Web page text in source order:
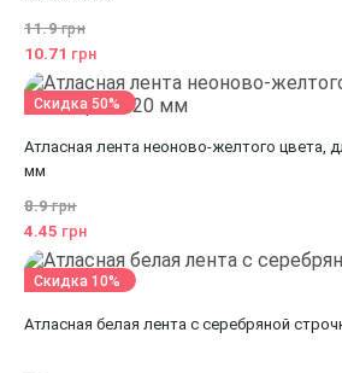
11.9грн
10.71 грн
Атласная лента неоново-желтого цвета,
мм
8.9грн
4.45 грн
Скидка 50%
Атласная белая лента с серебряной
Скидка 10%